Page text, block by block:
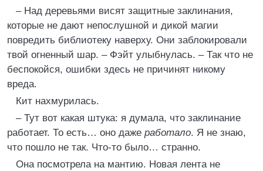
– Над деревьями висят защитные заклинания,
которые не дают непослушной и дикой магии
повредить библиотеку наверху. Они заблокировали
твой огненный шар. – Фэйт улыбнулась. – Так что не
беспокойся, ошибки здесь не причинят никому
вреда.
Кит нахмурилась.
– Тут вот какая штука: я думала, что заклинание
работает. То есть… оно даже работало. Я не знаю,
что пошло не так. Что-то было… странно.
Она посмотрела на мантию. Новая лента не